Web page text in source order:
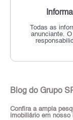
Todas as
anunciante.
Blog do Grupo
Confira a ampla
imobiliário em